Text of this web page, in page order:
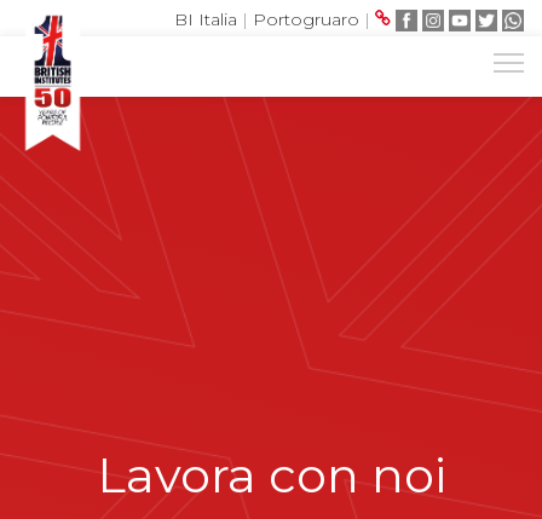
BI Italia | Portogruaro |
Lavora con noi